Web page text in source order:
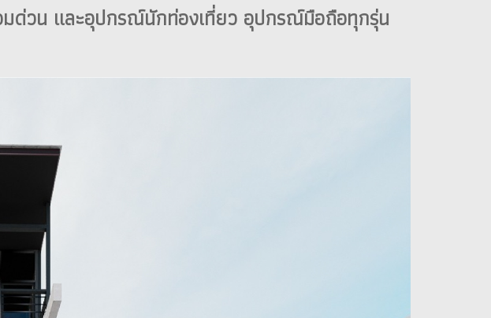
มด่วน และอุปกรณ์นักท่องเที่ยว อุปกรณ์มือถือทุกรุ่น